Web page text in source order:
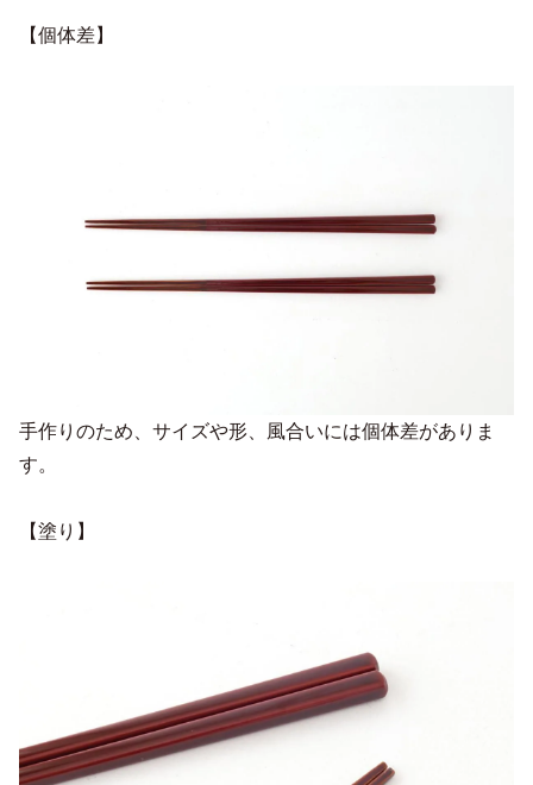
【個体差】
手作りのため、サイズや形、風合いには個体差がありま
す。
【塗り】